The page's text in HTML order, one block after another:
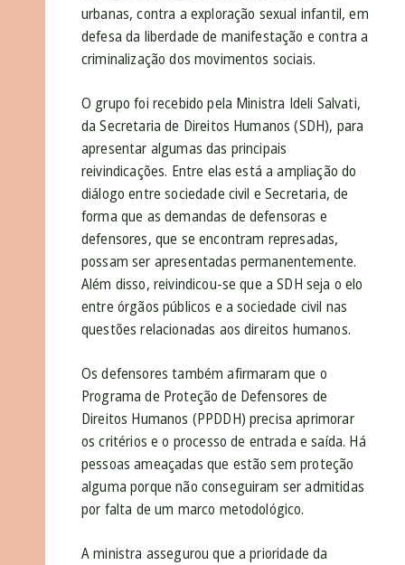
urbanas, contra a exploração sexual infantil, em
defesa da liberdade de manifestação e contra a
criminalização dos movimentos sociais.
O grupo foi recebido pela Ministra Ideli Salvati,
da Secretaria de Direitos Humanos (SDH), para
apresentar algumas das principais
reivindicações. Entre elas está a ampliação do
diálogo entre sociedade civil e Secretaria, de
forma que as demandas de defensoras e
defensores, que se encontram represadas,
possam ser apresentadas permanentemente.
Além disso, reivindicou-se que a SDH seja o elo
entre órgãos públicos e a sociedade civil nas
questões relacionadas aos direitos humanos.
Os defensores também afirmaram que o
Programa de Proteção de Defensores de
Direitos Humanos (PPDDH) precisa aprimorar
os critérios e o processo de entrada e saída. Há
pessoas ameaçadas que estão sem proteção
alguma porque não conseguiram ser admitidas
por falta de um marco metodológico.
A ministra assegurou que a prioridade da